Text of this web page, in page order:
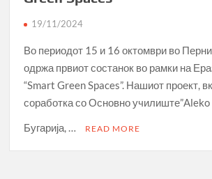
19/11/2024
Во периодот 15 и 16 октомври во
одржа првиот состанок во рамки на
“Smart Green Spaces”. Нашиот проект,
соработка со Основно
Бугарија, …
READ MORE